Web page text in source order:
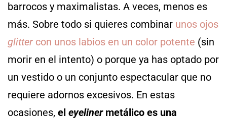
barrocos y maximalistas. A veces, menos es
más. Sobre todo si quieres combinar unos ojos
glitter con unos labios en un color potente (sin
morir en el intento) o porque ya has optado por
un vestido o un conjunto espectacular que no
requiere adornos excesivos. En estas
ocasiones, el eyelinermetálico es una